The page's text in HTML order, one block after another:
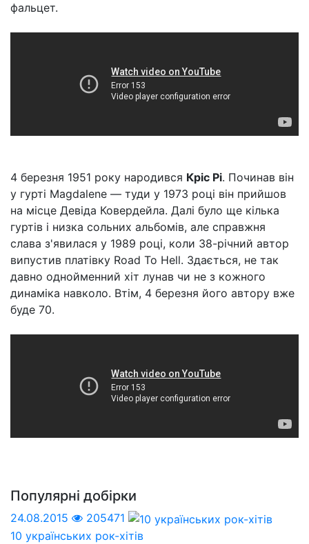
фальцет.
4 березня 1951 року народився Кріс Рі. Починав він
у гурті Magdalene — туди у 1973 році він прийшов
на місце Девіда Ковердейла. Далі було ще кілька
гуртів і низка сольних альбомів, але справжня
слава з'явилася у 1989 році, коли 38-річний автор
випустив платівку Road To Hell. Здається, не так
давно однойменний хіт лунав чи не з кожного
динаміка навколо. Втім, 4 березня його автору вже
буде 70.
Популярні добірки
24.08.2015
205471
10 українських рок-хітів